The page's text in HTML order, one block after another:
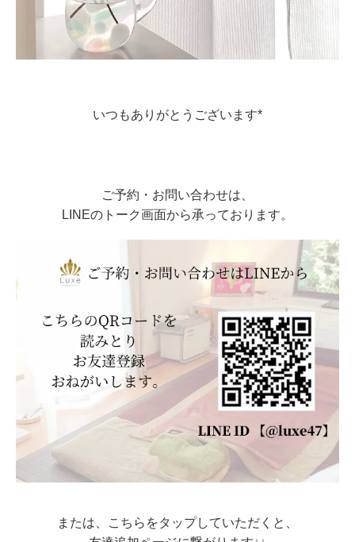
いつもありがとうございます*
ご予約・お問い合わせは、
LINEのトーク画面から承っております。
または、こちらをタップしていただくと、